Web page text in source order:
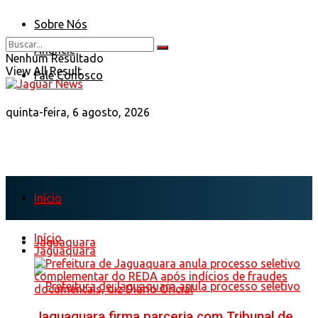
Sobre Nós
Anuncie
Fale Conosco
quinta-feira, 6 agosto, 2026
Nenhum Resultado
View All Result
Início
Jaguaquara
Início
Jaguaquara